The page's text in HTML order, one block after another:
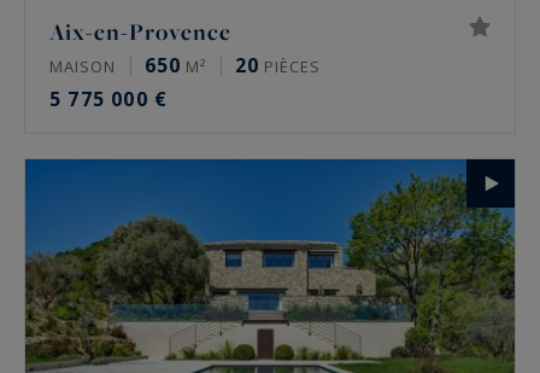
Aix-en-Provence
MAISON 650 M² 20 PIÈCES
5 775 000 €